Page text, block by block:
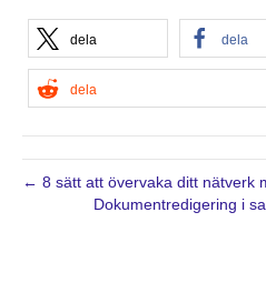
dela dela
dela
← 8 sätt att övervaka ditt nätverk
Dokumentredigering i